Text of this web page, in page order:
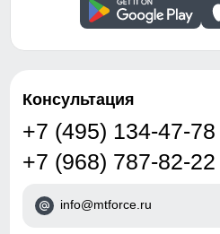
Консультация
+7 (495) 134-47-78
+7 (968) 787-82-22
info@mtforce.ru